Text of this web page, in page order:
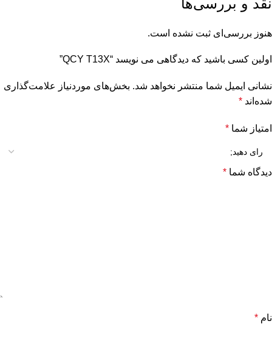
نقد و بررسی‌ها
هنوز بررسی‌ای ثبت نشده است.
اولین کسی باشید که دیدگاهی می نویسد “QCY T13X”
نشانی ایمیل شما منتشر نخواهد شد. بخش‌های موردنیاز علامت‌گذاری
شده‌اند *
امتیاز شما *
دیدگاه شما *
نام *